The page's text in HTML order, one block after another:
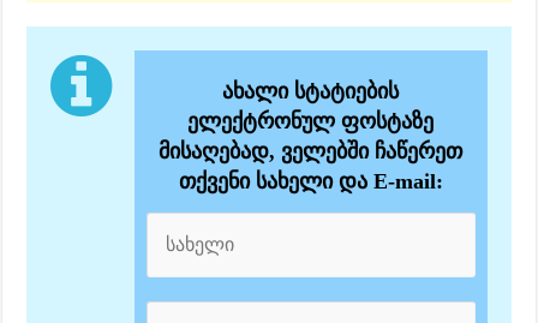
ახალი სტატიების
ელექტრონულ ფოსტაზე
მისაღებად, ველებში ჩაწერეთ
თქვენი სახელი და E-mail: